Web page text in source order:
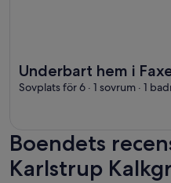
Underbart hem i
Sovplats för 6 · 1 sovrum · 1
Boendets
Karlstrup